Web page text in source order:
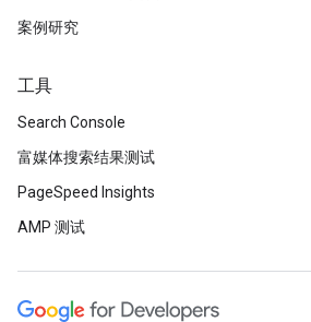
案例研究
工具
Search Console
富媒体搜索结果测试
PageSpeed Insights
AMP 测试